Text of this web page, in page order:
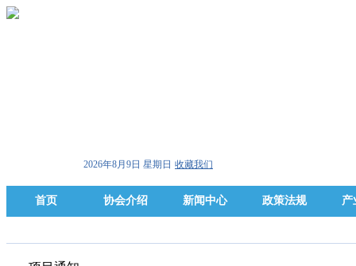
2026年8月9日 星期日 收藏我们
首页 协会介绍 新闻中心 政策法规 产